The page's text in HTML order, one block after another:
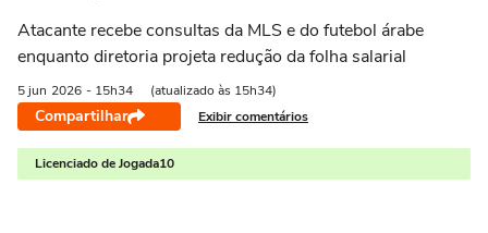
Atacante recebe consultas da MLS e do futebol árabe
enquanto diretoria projeta redução da folha salarial
5 jun 2026 - 15h34 (atualizado às 15h34)
Compartilhar Exibir comentários
Licenciado de Jogada10